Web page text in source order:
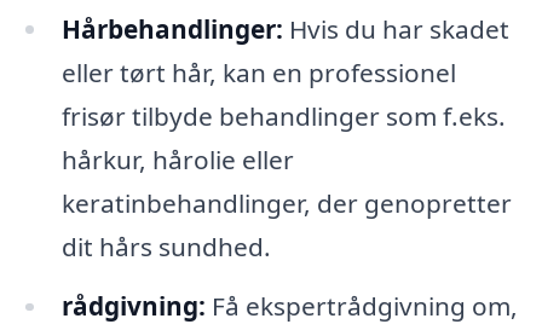
Hårbehandlinger: Hvis du har skadet
eller tørt hår, kan en professionel
frisør tilbyde behandlinger som f.eks.
hårkur, hårolie eller
keratinbehandlinger, der genopretter
dit hårs sundhed.
rådgivning: Få ekspertrådgivning om,